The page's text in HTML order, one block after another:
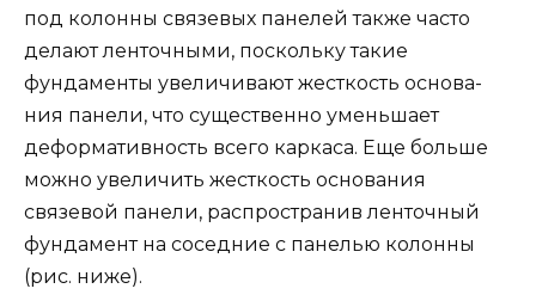
под колонны связевых панелей также часто
делают ленточными, поскольку такие
фундаменты увеличивают жесткость основа­
ния панели, что существенно уменьшает
деформативность всего каркаса. Еще больше
можно увеличить жесткость основания
связевой панели, распро­странив ленточный
фундамент на соседние с панелью колонны
(рис. ниже).